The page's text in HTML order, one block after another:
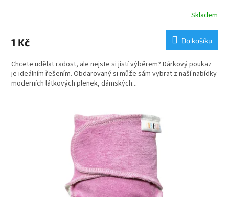
Skladem
1 Kč Do košíku
Chcete udělat radost, ale nejste si jistí výběrem? Dárkový poukaz
je ideálním řešením. Obdarovaný si může sám vybrat z naší nabídky
moderních látkových plenek, dámských...